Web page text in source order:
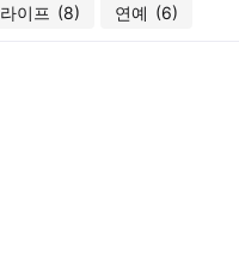
라이프 (8) 연예 (6)